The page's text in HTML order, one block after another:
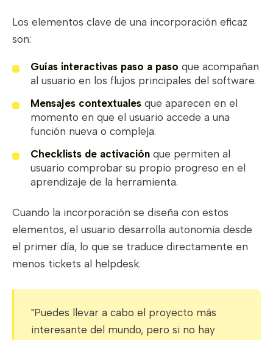
Los elementos clave de una incorporación eficaz
son:
Guías interactivas paso a paso que acompañan
al usuario en los flujos principales del software.
Mensajes contextuales que aparecen en el
momento en que el usuario accede a una
función nueva o compleja.
Checklists de activación que permiten al
usuario comprobar su propio progreso en el
aprendizaje de la herramienta.
Cuando la incorporación se diseña con estos
elementos, el usuario desarrolla autonomía desde
el primer día, lo que se traduce directamente en
menos tickets al helpdesk.
"Puedes llevar a cabo el proyecto más
interesante del mundo, pero si no hay